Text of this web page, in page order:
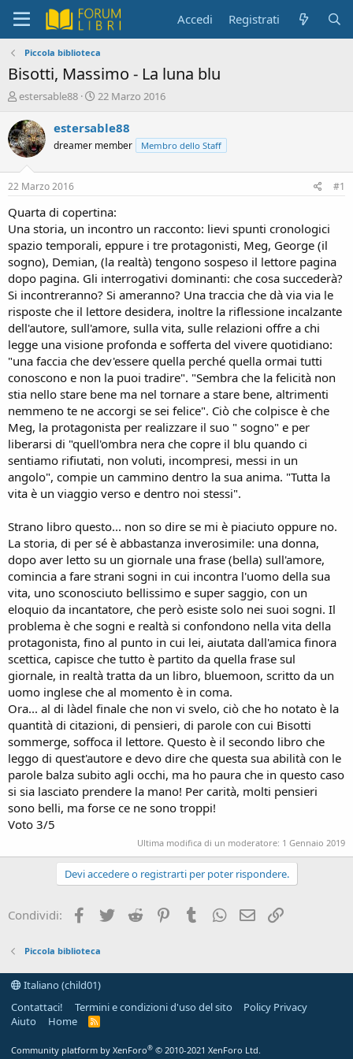
Accedi Registrati
Piccola biblioteca
Bisotti, Massimo - La luna blu
C
e
a
t
e
D
s
c
u
s
s
i
o
n
e
estersable88
D
t
d
i
i
o
22 Marzo 2016
estersable88
dreamer member Membro dello Staff
22 Marzo 2016 #1
Quarta di copertina:
Una storia, un incontro un racconto: lievi spunti cronologici
spazio temporali, eppure i tre protagonisti, Meg, George (il
sogno), Demian, (la realtà) tengono sospeso il lettore pagina
dopo pagina. Gli interrogativi dominanti: che cosa succederà?
Si incontreranno? Si ameranno? Una traccia che dà via via le
risposte che il lettore desidera, inoltre la riflessione incalzante
dell'autore, sull'amore, sulla vita, sulle relazioni offre a chi
legge una visione profonda e sofferta del vivere quotidiano:
"una faccia che dev'essere quella perché quella ormai tutti
conoscono e non la puoi tradire". "Sembra che la felicità non
stia nello stare bene ma nel tornare a stare bene, altrimenti
nemmeno te ne accorgi se sei felice". Ciò che colpisce è che
Meg, la protagonista per realizzare il suo " sogno" e per
liberarsi di "quell'ombra nera che copre il blu quando ci
sentiamo rifiutati, non voluti, incompresi, messi in un
angolo", compie un cammino dentro la sua anima. "Tutta la
vita è un viaggio verso e dentro noi stessi".
Strano libro questo... non so dire se mi è piaciuto oppure no.
La storia, di per sé è abbastanza inverosimile: una donna,
dopo aver letto su un giornale una frase (bella) sull'amore,
comincia a fare strani sogni in cui incontra l'uomo della sua
vita, uno sconosciuto bellissimo e super saggio, con un
eloquio da incantatore, che però esiste solo nei suoi sogni. Il
problema è che sogni e realtà si confondono nella vita della
protagonista, fino al punto in cui lei, aiutata dall'amica finora
scettica, capisce che tutto è partito da quella frase sul
giornale, in realtà tratta da un libro, bluemoon, scritto da un
uomo inglese che al momento è in coma.
Ora... al di làdel finale che non vi svelo, ciò che ho notato è la
quantità di citazioni, di pensieri, di parole con cui Bisotti
sommerge, soffoca il lettore. Questo è il secondo libro che
leggo di quest'autore e devo dire che questa sua abilità con le
parole balza subito agli occhi, ma ho paura che in questo caso
si sia lasciato prendere la mano! Per carità, molti pensieri
sono belli, ma forse ce ne sono troppi!
Voto 3/5
Ultima modifica di un moderatore: 1 Gennaio 2019
Devi accedere o registrarti per poter rispondere.
Condividi: Facebook
Twitter Reddit PinterestTumblrWhatsApp
e-mail
Piccola biblioteca
Italiano (child01)
Contattaci!
Termini e condizioni d'uso del sito
Policy Privacy
Aiuto
Home
R
Community platform by XenForo® © 2010-2021 XenForo Ltd.